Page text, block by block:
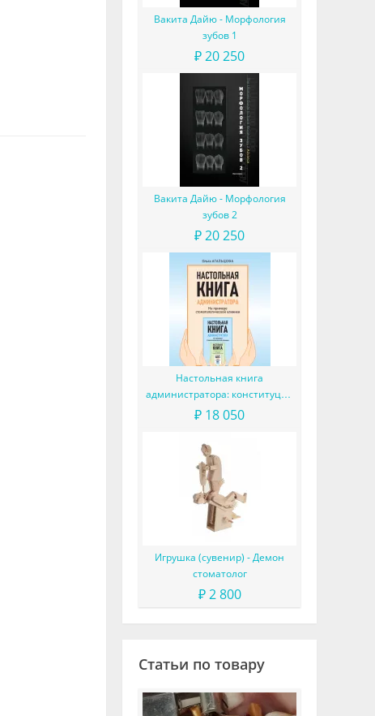
Вакита Дайю - Морфология
зубов 1
₽ 20 250
Вакита Дайю - Морфология
зубов 2
₽ 20 250
Настольная книга
администратора: конституция
вашего ресепшена
₽ 18 050
Игрушка (сувенир) - Демон
стоматолог
₽ 2 800
Статьи по товару